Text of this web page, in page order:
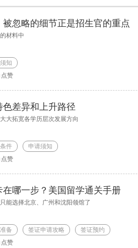
忽略的细节正是招生官的重点
材料中
知
点赞
差异和上升路径
大拓宽各学历层次发展方向
件
申请须知
点赞
哪一步？美国留学通关手册
能选择北京、广州和沈阳领馆了
备 签证申请攻略
签证预约
点赞